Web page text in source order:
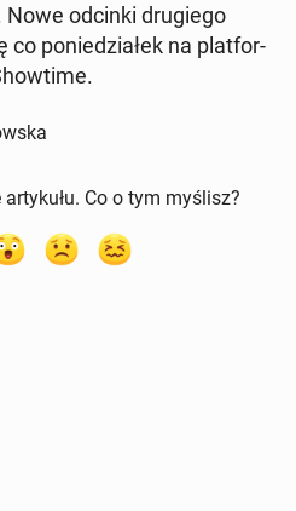
Nowe odcinki dru­gie­go
co po­nie­dzia­łek na plat­for­
Co o tym myślisz?